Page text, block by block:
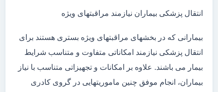
انتقال پزشکی بیماران نیازمند مراقبتهای ویژه
بیمارانی که در بخشهای مراقبتهای ویژه بستری هستند برای
انتقال پزشکی نیازمند امکاناتی متفاوت و متناسب شرایط
بیمار می باشند. علاوه بر امکانات و تجهیزاتی متناسب با نیاز
بیماران، انجام موفق چنین ماموریتهایی در گروی کادری